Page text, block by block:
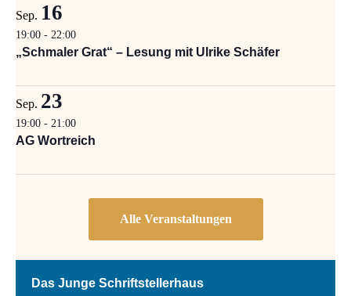
Sep. 16
19:00 - 22:00
„Schmaler Grat“ – Lesung mit Ulrike Schäfer
Sep. 23
19:00 - 21:00
AG Wortreich
Das Junge Schriftstellerhaus